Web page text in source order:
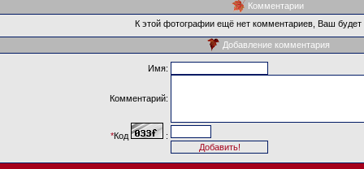
Комментарии
К этой фотографии ещё нет комментариев, Ваш
Добавление комментария
Имя:
Комментарий:
*Код :